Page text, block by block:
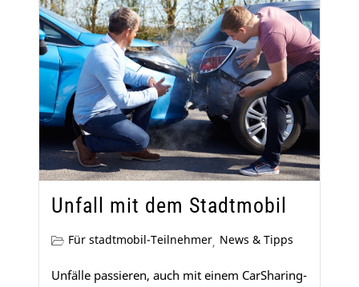
Unfall mit dem Stadtmobil
Für stadtmobil-Teilnehmer, News & Tipps
Unfälle passieren, auch mit einem CarSharing-